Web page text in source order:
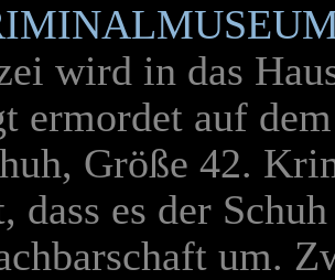
wird in das
ermordet auf
Größe 42.
dass es der
um.